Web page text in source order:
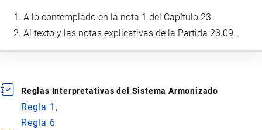
A lo contemplado en la nota 1 del Capítulo 23.
Al texto y las notas explicativas de la Partida 23.09.
Reglas Interpretativas del Sistema Armonizado
Regla 1
Regla 6